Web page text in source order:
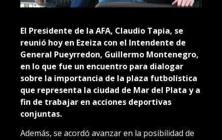
El Presidente de la AFA, Claudio Tapia, se
reunió hoy en Ezeiza con el Intendente de
General Pueyrredon, Guillermo Montenegro,
en lo que fue un encuentro para dialogar
sobre la importancia de la plaza futbolística
que representa la ciudad de Mar del Plata y a
fin de trabajar en acciones deportivas
conjuntas.
Además, se acordó avanzar en la posibilidad de